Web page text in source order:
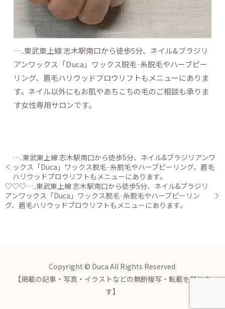
…..東武東上線 志木駅南口から徒歩5分、ネイル&ブラジリ
アンワックス「Duca」ワックス脱毛·糸脱毛やハーブピー
リング、眉毛ハリウッドブロウリフトもメニューにありま
す。ネイル以外にもお肌やあちこちの毛のご相談も承りま
す女性専用サロンです。
…..東武東上線 志木駅南口から徒歩5分、ネイル&ブラジリアンワ
ックス「Duca」ワックス脱毛·糸脱毛やハーブピーリング、眉毛
ハリウッドブロウリフトもメニューにあります。
♡♡♡…..東武東上線 志木駅南口から徒歩5分、ネイル&ブラジリ
アンワックス「Duca」ワックス脱毛·糸脱毛やハーブピーリン
グ、眉毛ハリウッドブロウリフトもメニューにあります。
Copyright © Duca All Rights Reserved.
【掲載の記事・写真・イラストなどの無断複写・転載を禁じま
す】